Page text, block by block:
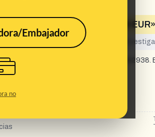
Embajador
no
una transferencia de 14.900 EUR»
This content has not yet been
EUR desde su cuenta, introduzca: